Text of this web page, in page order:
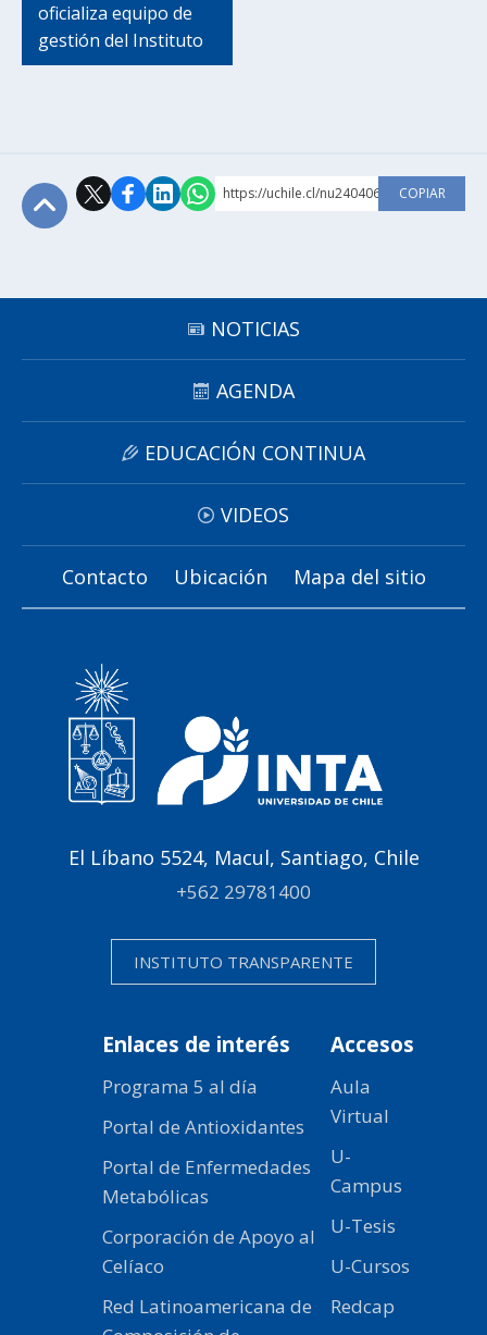
oficializa equipo de
gestión del Instituto
https://uchile.cl/nu240406 COPIAR
NOTICIAS
AGENDA
EDUCACIÓN CONTINUA
VIDEOS
Contacto Ubicación Mapa del sitio
El Líbano 5524, Macul, Santiago, Chile
+562 29781400
INSTITUTO TRANSPARENTE
Enlaces de interés
Programa 5 al día
Portal de Antioxidantes
Portal de Enfermedades
Metabólicas
Corporación de Apoyo al
Celíaco
Red Latinoamericana de
Accesos
Aula
Virtual
U-
Campus
U-Tesis
U-Cursos
Redcap